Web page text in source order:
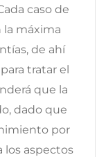
caso de
la máxima
de ahí
tratar el
que la
dado que
por
los aspectos